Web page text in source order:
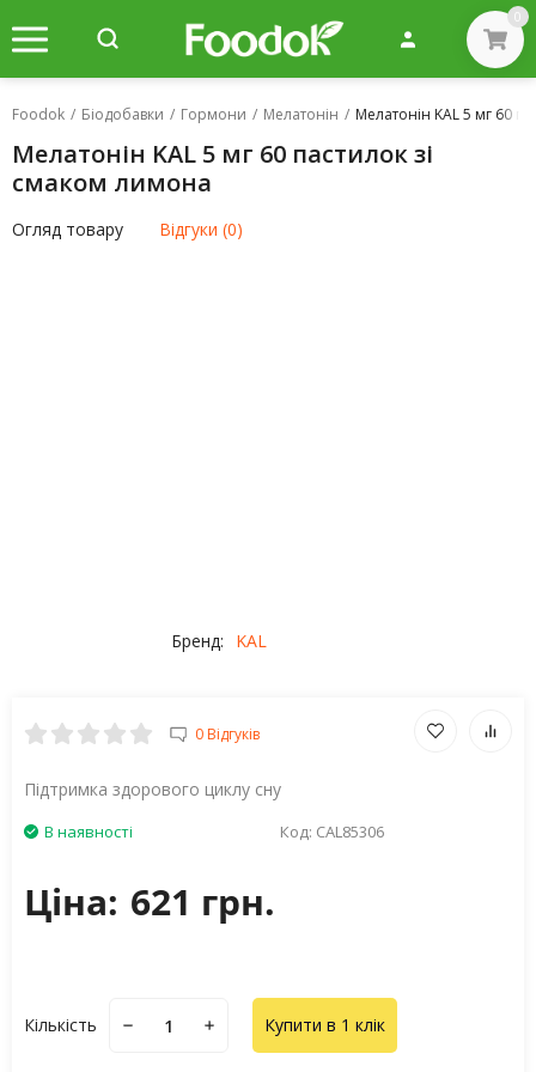
0
Foodok / Біодобавки / Гормони / Мелатонін / Мелатонін KAL 5 мг 60
Мелатонін KAL 5 мг 60 пастилок зі
смаком лимона
Огляд товару Відгуки (0)
Бренд: KAL
0 Відгуків
Підтримка здорового циклу сну
В наявності Код: CAL85306
Ціна: 621 грн.
Кількість Купити в 1 клік